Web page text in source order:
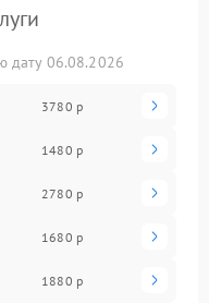
дату 06.08.2026
3780 р
1480 р
2780 р
1680 р
1880 р